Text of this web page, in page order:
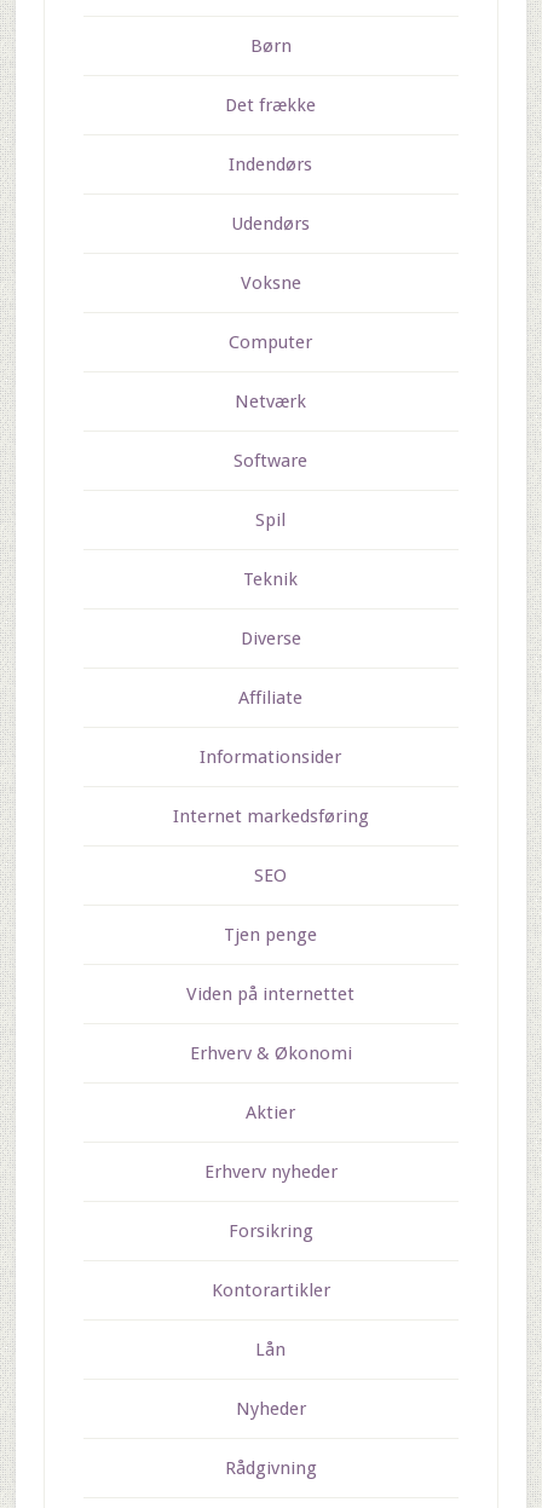
Børn
Det frække
Indendørs
Udendørs
Voksne
Computer
Netværk
Software
Spil
Teknik
Diverse
Affiliate
Informationsider
Internet markedsføring
SEO
Tjen penge
Viden på internettet
Erhverv & Økonomi
Aktier
Erhverv nyheder
Forsikring
Kontorartikler
Lån
Nyheder
Rådgivning